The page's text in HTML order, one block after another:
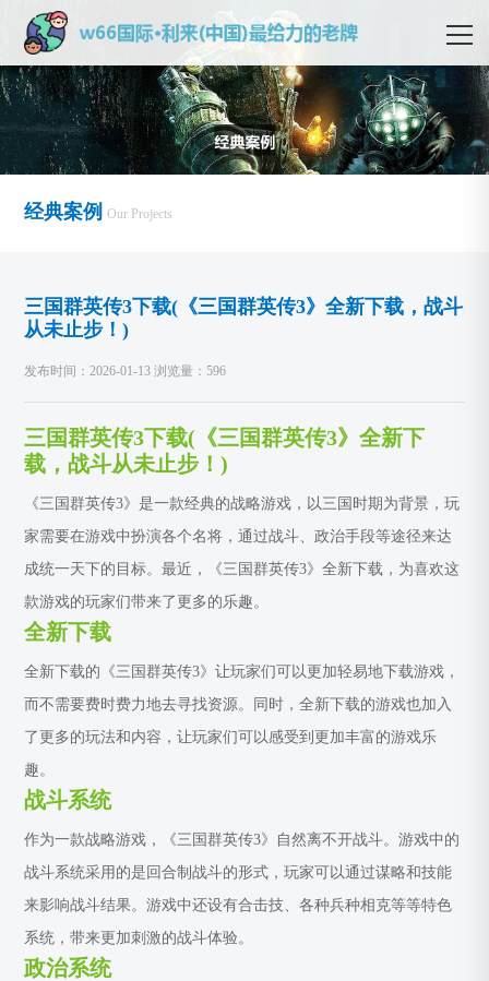
经典案例 Our Projects
三国群英传3下载(《三国群英传3》全新下载，战斗
从未止步！)
发布时间：2026-01-13 浏览量：596
三国群英传3下载(《三国群英传3》全新下
载，战斗从未止步！)
《三国群英传3》是一款经典的战略游戏，以三国时期为背景，玩
家需要在游戏中扮演各个名将，通过战斗、政治手段等途径来达
成统一天下的目标。最近，《三国群英传3》全新下载，为喜欢这
款游戏的玩家们带来了更多的乐趣。
全新下载
全新下载的《三国群英传3》让玩家们可以更加轻易地下载游戏，
而不需要费时费力地去寻找资源。同时，全新下载的游戏也加入
了更多的玩法和内容，让玩家们可以感受到更加丰富的游戏乐
趣。
战斗系统
作为一款战略游戏，《三国群英传3》自然离不开战斗。游戏中的
战斗系统采用的是回合制战斗的形式，玩家可以通过谋略和技能
来影响战斗结果。游戏中还设有合击技、各种兵种相克等等特色
系统，带来更加刺激的战斗体验。
政治系统